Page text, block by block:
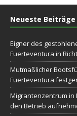
Neueste Beiträge
Eigner des
Fuerteventura in
Mutmaßlicher
Fuerteventura
Migrantenzentrum in
den Betrieb